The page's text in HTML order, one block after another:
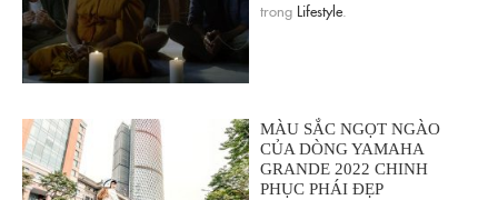
trong Lifestyle
MÀU SẮC NGỌT NGÀO
CỦA DÒNG YAMAHA
GRANDE 2022 CHINH
PHỤC PHÁI ĐẸP